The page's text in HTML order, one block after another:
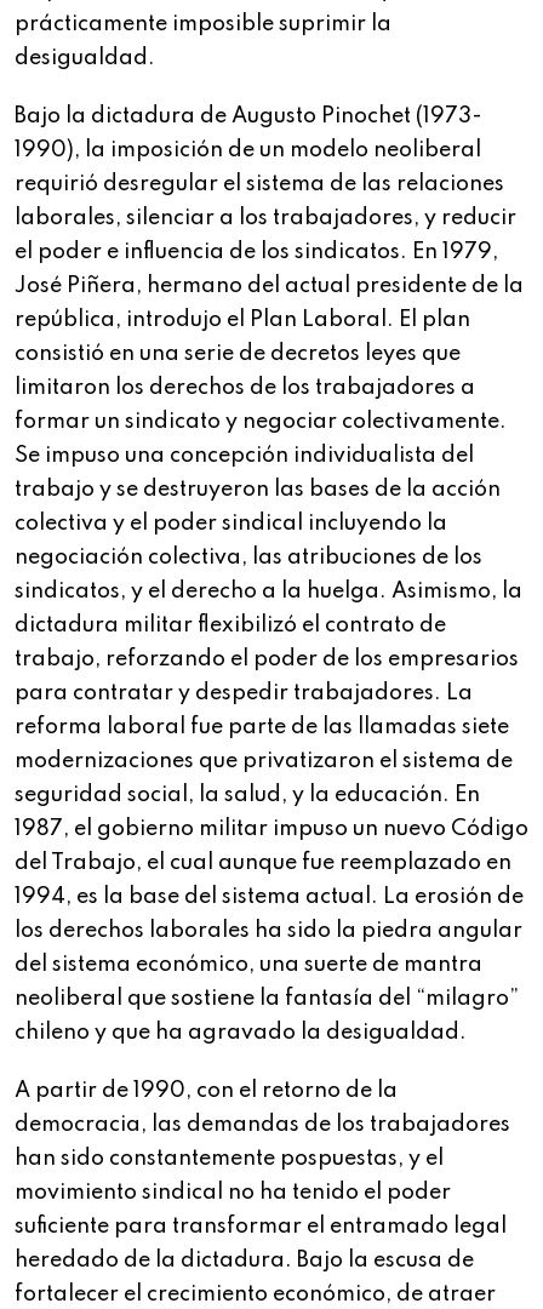
prácticamente imposible suprimir la
desigualdad.
Bajo la dictadura de Augusto Pinochet (1973-
1990), la imposición de un modelo neoliberal
requirió desregular el sistema de las relaciones
laborales, silenciar a los trabajadores, y reducir
el poder e influencia de los sindicatos. En 1979,
José Piñera, hermano del actual presidente de la
república, introdujo el Plan Laboral. El plan
consistió en una serie de decretos leyes que
limitaron los derechos de los trabajadores a
formar un sindicato y negociar colectivamente.
Se impuso una concepción individualista del
trabajo y se destruyeron las bases de la acción
colectiva y el poder sindical incluyendo la
negociación colectiva, las atribuciones de los
sindicatos, y el derecho a la huelga. Asimismo, la
dictadura militar flexibilizó el contrato de
trabajo, reforzando el poder de los empresarios
para contratar y despedir trabajadores. La
reforma laboral fue parte de las llamadas siete
modernizaciones que privatizaron el sistema de
seguridad social, la salud, y la educación. En
1987, el gobierno militar impuso un nuevo Código
del Trabajo, el cual aunque fue reemplazado en
1994, es la base del sistema actual. La erosión de
los derechos laborales ha sido la piedra angular
del sistema económico, una suerte de mantra
neoliberal que sostiene la fantasía del “milagro”
chileno y que ha agravado la desigualdad.
A partir de 1990, con el retorno de la
democracia, las demandas de los trabajadores
han sido constantemente pospuestas, y el
movimiento sindical no ha tenido el poder
suficiente para transformar el entramado legal
heredado de la dictadura. Bajo la escusa de
fortalecer el crecimiento económico, de atraer